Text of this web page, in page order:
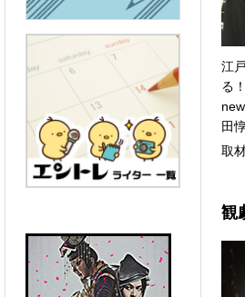
江
る
田
取
観